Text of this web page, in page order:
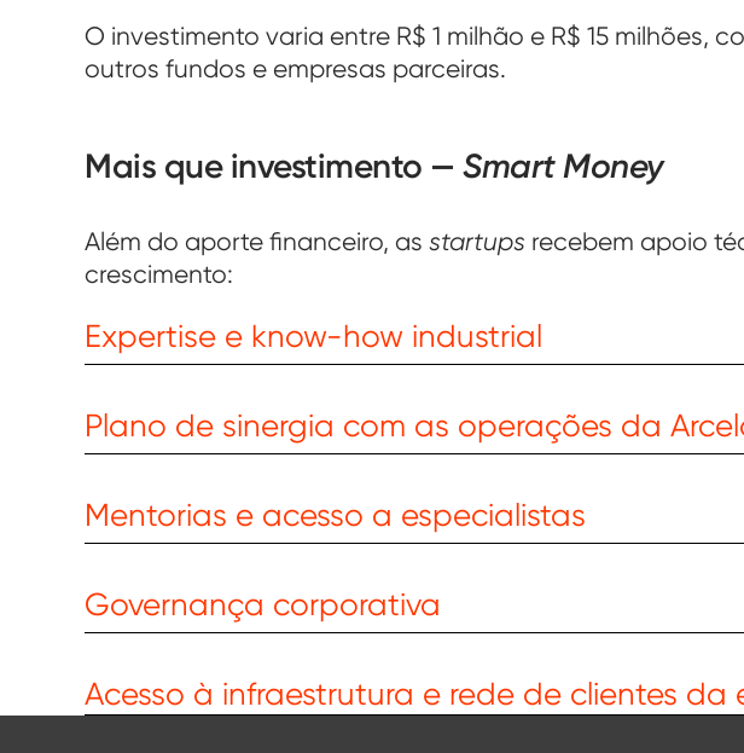
O investimento varia entre R$ 1 milhão e R$ 15 milhões,
outros fundos e empresas parceiras.
Mais que investimento — Smart Money
Além do aporte financeiro, as startups recebem apoio
crescimento:
Expertise e know-how industrial
Plano de sinergia com as operações da
Mentorias e acesso a especialistas
Governança corporativa
Acesso à infraestrutura e rede de clientes da